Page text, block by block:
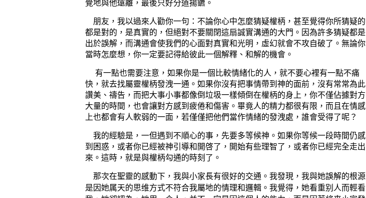
覺地與他遠離，最後只好分道揚鑣。
朋友，我以過來人勸你一句：不論你心中怎麼猜疑權柄，甚至覺得你所猜疑的
都是對的，是真實的，但絕對不要關閉這扇誠實溝通的大門。因為許多猜疑都是
出於誤解，而溝通會使我們的心面對真實和光明，虛幻就會不攻自破了。無論你
當時怎麼想，你一定要記得給彼此一個解釋、和解的機會。
有一點也需要注意，如果你是一個比較情緒化的人，就不要心裡有一點不痛
快，就去找屬靈權柄發洩一通。如果你沒有把事情帶到神的面前，沒有常常為此
讚美、禱告，而把大事小事都像倒垃圾一樣傾倒在權柄的身上，你不僅佔據對方
大量的時間，也會讓對方感到疲倦和傷害。畢竟人的精力都很有限，而且在情感
上也都會有人軟弱的一面，若僅僅把他們當作情緒的發洩處，誰會受得了呢？
我的經驗是，一但遇到不順心的事，先要多等候神。如果你等候一段時間仍感
到困惑，或者你已經被神引導和開啓了，開始有些理智了，或者你已經完全走出
來。這時，就是與權柄勾通的時刻了。
那次在聖靈的感動下，我與小家長有很好的交通。我發現，我與她誤解的根源
是因她属天的思维方式不符合我屬地的情理和邏輯。 我覺得，她看重别人而輕看